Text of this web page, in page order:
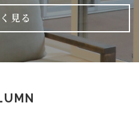
見る